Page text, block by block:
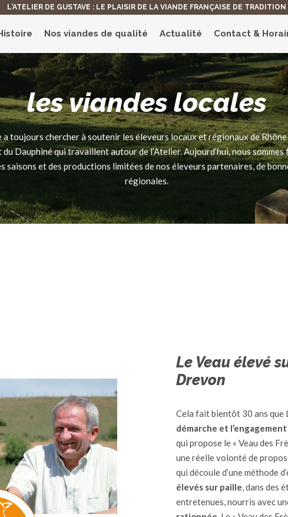
L'ATELIER DE GUSTAVE : LE PLAISIR DE LA VIANDE FRANÇAISE DE TRADITION
Nos viandes de qualité Actualité Contact &
les viandes locales
a toujours chercher à soutenir les éleveurs locaux et régionaux de
du Dauphiné qui travaillent autour de l’Atelier. Aujourd’hui, nous
saisons et des productions limitées de nos éleveurs partenaires, de
régionales.
Le Veau élevé
Drevon
Cela fait bientôt 30 ans que
démarche et l’engagement
qui propose le « Veau des
une réelle volonté de
qui découle d’une méthode
élevés sur paille, dans des
entretenues, nourris avec